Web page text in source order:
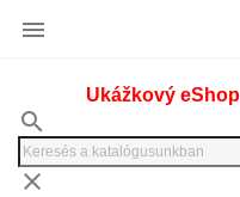

Ukážkový
search
clear